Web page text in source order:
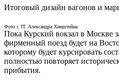
Итоговый дизайн вагонов и
Фото с ТГ Александра Хинштейна
Пока Курский вокзал в Москве
фирменный поезд будет на
которому будет курсировать
полностью повторяет
прибытия.